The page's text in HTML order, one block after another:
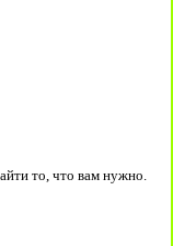
то, что вам нужно.